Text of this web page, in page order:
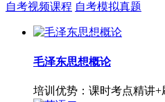
自考视频课程 自考模拟真题
毛泽东思想概论
培训优势：课时考点精讲+